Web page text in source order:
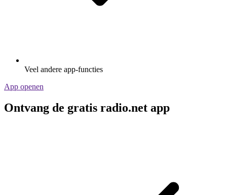
Veel andere app-functies
App openen
Ontvang de gratis radio.net app